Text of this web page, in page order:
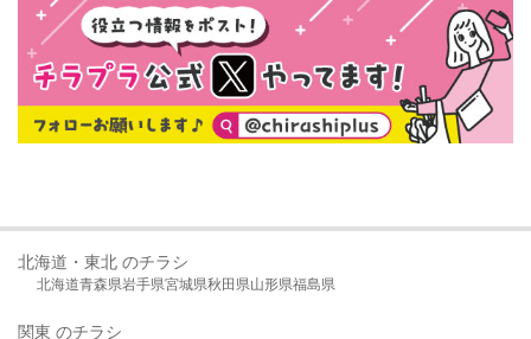
北海道・東北 のチラシ
北海道青森県岩手県宮城県秋田県山形県福島県
関東 のチラシ